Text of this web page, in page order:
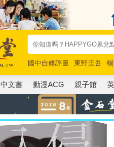
國中自修評量 東野圭吾
唯紅花綻放
奧德賽 路邊
中文書 動漫ACG 親子館